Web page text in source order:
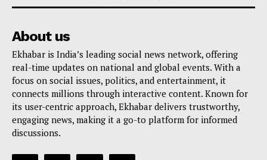
About us
Ekhabar is India’s leading social news network, offering
real-time updates on national and global events. With a
focus on social issues, politics, and entertainment, it
connects millions through interactive content. Known for
its user-centric approach, Ekhabar delivers trustworthy,
engaging news, making it a go-to platform for informed
discussions.